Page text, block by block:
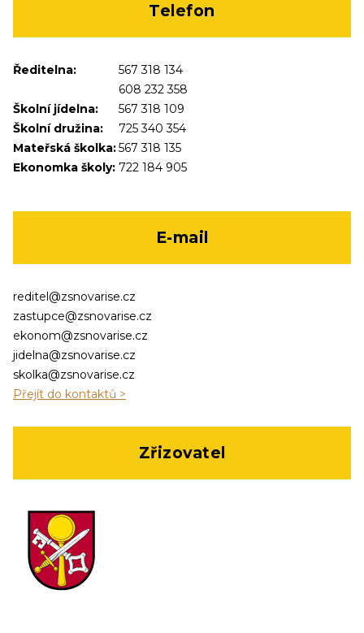
Telefon
Ředitelna:
567 318 134
608 232 358
Školní jídelna:
567 318 109
Školní družina:
725 340 354
Mateřská školka:567 318 135
Ekonomka školy: 722 184 905
E-mail
reditel@zsnovarise.cz
zastupce@zsnovarise.cz
ekonom@zsnovarise.cz
jidelna@zsnovarise.cz
skolka@zsnovarise.cz
Přejít do kontaktů >
Zřizovatel